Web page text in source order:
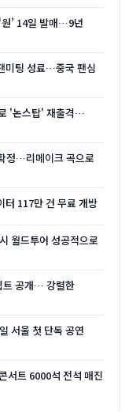
원’ 14일 발매…9년
미팅 성료…중국 팬심
'논스탑' 재출격…
정…리메이크 곡으로
터 117만 건 무료 개방
월드투어 성공적으로
트 공개… 강렬한
서울 첫 단독 공연
서트 6000석 전석 매진